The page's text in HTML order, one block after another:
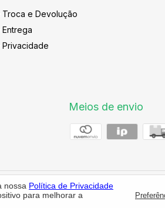
Troca e Devolução
Meios de envio
nossa Política de Privacidade
para melhorar a